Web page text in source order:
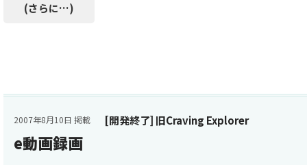
(さらに…)
[開発終了] 旧Craving Explorer
2007年8月10日 掲載
e動画録画